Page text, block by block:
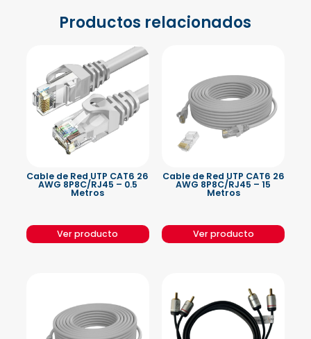
Productos relacionados
Cable de Red UTP CAT6 26
AWG 8P8C/RJ45 – 0.5
Metros
Ver producto
Cable de Red UTP CAT6 26
AWG 8P8C/RJ45 – 15
Metros
Ver producto